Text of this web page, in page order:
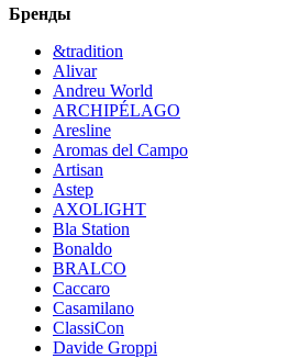
Бренды
&tradition
Alivar
Andreu World
ARCHIPÉLAGO
Aresline
Aromas del Campo
Artisan
Astep
AXOLIGHT
Bla Station
Bonaldo
BRALCO
Caccaro
Casamilano
ClassiCon
Davide Groppi